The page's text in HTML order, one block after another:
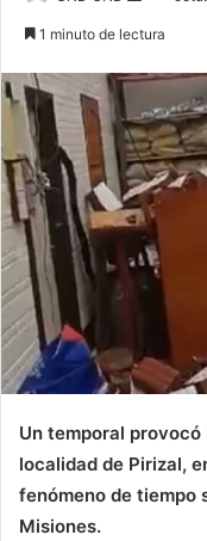
1 minuto de lectura
Un temporal
localidad de Pirizal,
fenómeno de tiempo
Misiones.